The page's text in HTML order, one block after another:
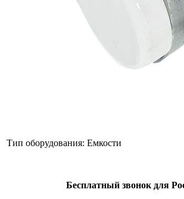
Тип оборудования: Емкости
Бесплатный звонок для